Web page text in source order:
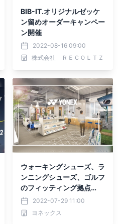
BIB-IT.オリジナルゼッケ
ン留めオーダーキャンペー
ン開催
2022-08-16 09:00
株式会社 ＲＥＣＯＬＴＺ
ウォーキングシューズ、ラ
ンニングシューズ、ゴルフ
のフィッティング拠点
「ヨネックス フィッティ
ングスタジオ東京」 2022
年9月下旬 新橋に移転オ
2022-07-29 11:00
ヨネックス